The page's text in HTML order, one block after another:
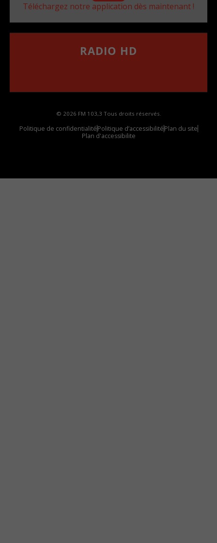
Téléchargez notre application dès maintenant !
RADIO HD
© 2026 FM 103,3 Tous droits réservés.
Politique de confidentialitéPolitique d’accessibilitéPlan du site
Plan d'accessibilite